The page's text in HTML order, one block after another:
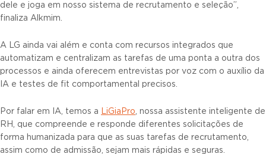
dele e joga em nosso sistema de recrutamento e seleção”,
finaliza Alkmim.
A LG ainda vai além e conta com recursos integrados que
automatizam e centralizam as tarefas de uma ponta a outra dos
processos e ainda oferecem entrevistas por voz com o auxílio da
IA e testes de fit comportamental precisos.
Por falar em IA, temos a LiGiaPro , nossa assistente inteligente de
RH, que compreende e responde diferentes solicitações de
forma humanizada para que as suas tarefas de recrutamento,
assim como de admissão, sejam mais rápidas e seguras.